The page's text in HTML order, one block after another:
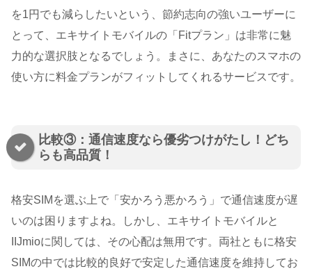
を1円でも減らしたいという、節約志向の強いユーザーに
とって、エキサイトモバイルの「Fitプラン」は非常に魅
力的な選択肢となるでしょう。まさに、あなたのスマホの
使い方に料金プランがフィットしてくれるサービスです。
比較③：通信速度なら優劣つけがたし！どち
らも高品質！
格安SIMを選ぶ上で「安かろう悪かろう」で通信速度が遅
いのは困りますよね。しかし、エキサイトモバイルと
IIJmioに関しては、その心配は無用です。両社ともに格安
SIMの中では比較的良好で安定した通信速度を維持してお